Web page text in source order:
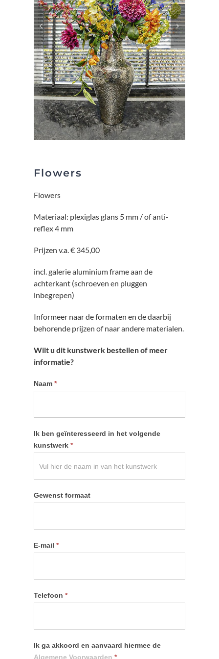
Flowers
Flowers
Materiaal: plexiglas glans 5 mm / of anti-
reflex 4 mm
Prijzen v.a. € 345,00
incl. galerie aluminium frame aan de
achterkant (schroeven en pluggen
inbegrepen)
Informeer naar de formaten en de daarbij
behorende prijzen of naar andere materialen.
Wilt u dit kunstwerk bestellen of meer
informatie?
Informatie
Naam *
Ik ben geïnteresseerd in het volgende
kunstwerk *
Gewenst formaat
E-mail *
Telefoon *
Ik ga akkoord en aanvaard hiermee de
Algemene Voorwaarden *